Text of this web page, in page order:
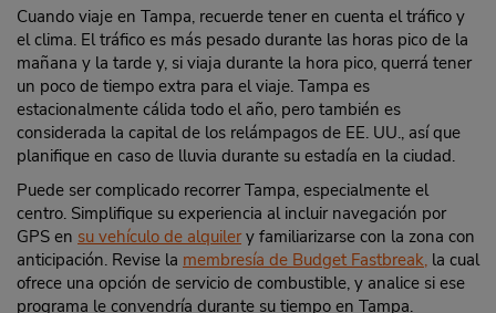
Cuando viaje en Tampa, recuerde tener en cuenta el tráfico y
el clima. El tráfico es más pesado durante las horas pico de la
mañana y la tarde y, si viaja durante la hora pico, querrá tener
un poco de tiempo extra para el viaje. Tampa es
estacionalmente cálida todo el año, pero también es
considerada la capital de los relámpagos de EE. UU., así que
planifique en caso de lluvia durante su estadía en la ciudad.
Puede ser complicado recorrer Tampa, especialmente el
centro. Simplifique su experiencia al incluir navegación por
GPS en su vehículo de alquilery familiarizarse con la zona con
anticipación. Revise la membresía de Budget Fastbreak, la cual
ofrece una opción de servicio de combustible, y analice si ese
programa le convendría durante su tiempo en Tampa.